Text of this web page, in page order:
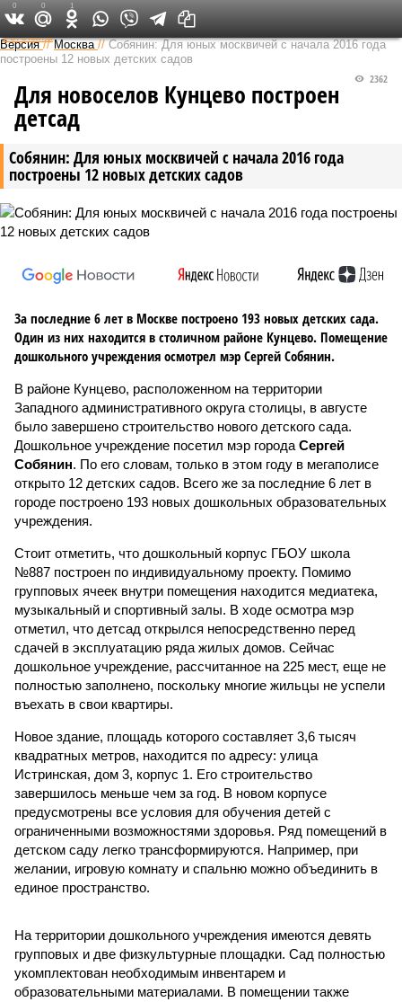
Федеральный выпуск
Версия //Москва //Собянин: Для юных москвичей с начала 2016 года
построены 12 новых детских садов
Собянин: Для юных москвичей с начала 2016 года
построены 12 новых детских садов
2362
Для новоселов Кунцево построен
детсад
За последние 6 лет в Москве построено 193 новых детских сада.
Один из них находится в столичном районе Кунцево. Помещение
дошкольного учреждения осмотрел мэр Сергей Собянин.
В районе Кунцево, расположенном на территории
Западного административного округа столицы, в августе
было завершено строительство нового детского сада.
Дошкольное учреждение посетил мэр города Сергей
Собянин. По его словам, только в этом году в мегаполисе
открыто 12 детских садов. Всего же за последние 6 лет в
городе построено 193 новых дошкольных образовательных
учреждения.
Стоит отметить, что дошкольный корпус ГБОУ школа
№887 построен по индивидуальному проекту. Помимо
групповых ячеек внутри помещения находится медиатека,
музыкальный и спортивный залы. В ходе осмотра мэр
отметил, что детсад открылся непосредственно перед
сдачей в эксплуатацию ряда жилых домов. Сейчас
дошкольное учреждение, рассчитанное на 225 мест, еще не
полностью заполнено, поскольку многие жильцы не успели
въехать в свои квартиры.
Новое здание, площадь которого составляет 3,6 тысяч
квадратных метров, находится по адресу: улица
Истринская, дом 3, корпус 1. Его строительство
завершилось меньше чем за год. В новом корпусе
предусмотрены все условия для обучения детей с
ограниченными возможностями здоровья. Ряд помещений в
детском саду легко трансформируются. Например, при
желании, игровую комнату и спальню можно объединить в
единое пространство.
На территории дошкольного учреждения имеются девять
групповых и две физкультурные площадки. Сад полностью
укомплектован необходимым инвентарем и
образовательными материалами. В помещении также
0 0 1